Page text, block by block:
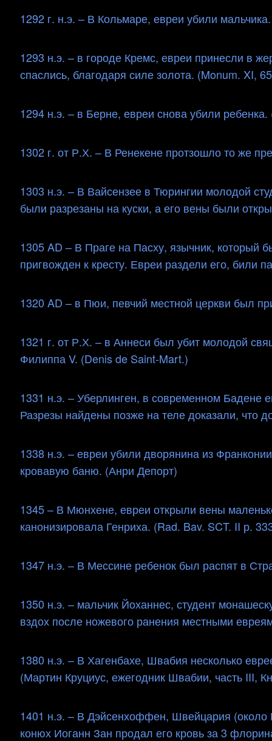
1292 г. н.э. – В Кольмаре, евреи убили
1293 н.э. – в городе Кремс, евреи принесли в
спаслись, благодаря силе золота. (Monum. XI,
1294 н.э. – в Берне, евреи снова убили
1302 г. от Р.Х. – В Ренекене протзошло то же
1303 н.э. – В Вайсензее в Тюрингии молодой
были разрезаны на куски, а его вены были
1305 AD – В Праге на Пасху, язычник, который
пригвожден к кресту. Евреи раздели его, били
1320 AD – в Пюи, певчий местной церкви был
1321 г. от Р.Х. – в Аннеси был убит молодой
Филиппа V. (Denis de Saint-Mart.)
1331 н.э. – Уберлинген, в современном
Разрезы найдены позже на теле доказали, что
1338 н.э. – евреи убили дворянина из
кровавую баню. (Анри Депорт)
1345 – В Мюнхене, евреи открыли вены
канонизировала Генриха. (Rad. Bav. SCT. II р.
1347 н.э. – В Мессине ребенок был распят в
1350 н.э. – мальчик Йоханнес, студент
вздох после ножевого ранения местными
1380 н.э. – В Хагенбахе, Швабия несколько
(Мартин Круциус, ежегодник Швабии, часть III,
1401 н.э. – В Дэйсенхоффен, Швейцария
конюх Иоганн Зан продал его кровь за 3